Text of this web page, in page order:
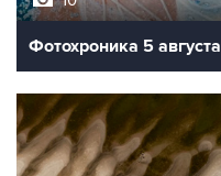
Фотохроника 5 августа